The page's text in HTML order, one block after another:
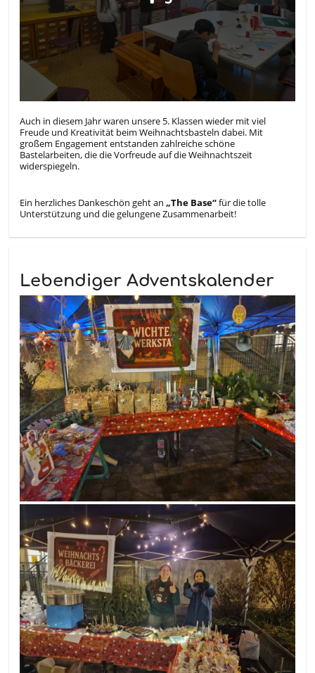
Auch in diesem Jahr waren unsere 5. Klassen wieder mit viel
Freude und Kreativität beim Weihnachtsbasteln dabei. Mit
großem Engagement entstanden zahlreiche schöne
Bastelarbeiten, die die Vorfreude auf die Weihnachtszeit
widerspiegeln.
Ein herzliches Dankeschön geht an „The Base“für die tolle
Unterstützung und die gelungene Zusammenarbeit!
Lebendiger Adventskalender